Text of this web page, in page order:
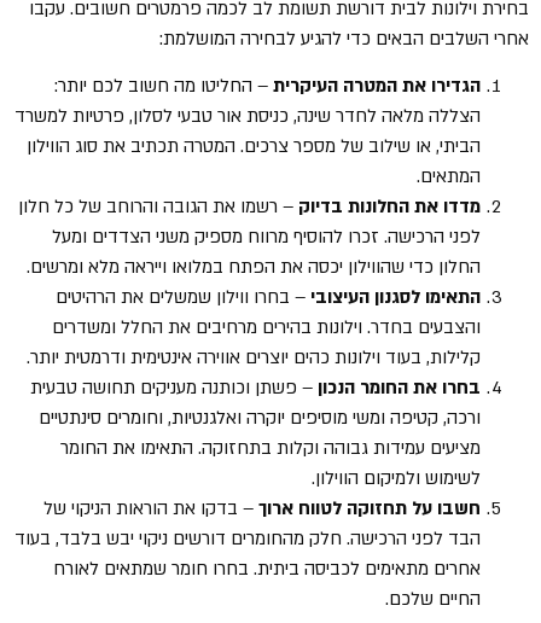
בחירת וילונות לבית דורשת תשומת לב לכמה פרמטרים חשובים. עקבו
אחרי השלבים הבאים כדי להגיע לבחירה המושלמת:
הגדירו את המטרה העיקרית – החליטו מה חשוב לכם יותר:
הצללה מלאה לחדר שינה, כניסת אור טבעי לסלון, פרטיות למשרד
הביתי, או שילוב של מספר צרכים. המטרה תכתיב את סוג הווילון
המתאים.
מדדו את החלונות בדיוק – רשמו את הגובה והרוחב של כל חלון
לפני הרכישה. זכרו להוסיף מרווח מספיק משני הצדדים ומעל
החלון כדי שהווילון יכסה את הפתח במלואו וייראה מלא ומרשים.
התאימו לסגנון העיצובי – בחרו ווילון שמשלים את הרהיטים
והצבעים בחדר. וילונות בהירים מרחיבים את החלל ומשדרים
קלילות, בעוד וילונות כהים יוצרים אווירה אינטימית ודרמטית יותר.
בחרו את החומר הנכון – פשתן וכותנה מעניקים תחושה טבעית
ורכה, קטיפה ומשי מוסיפים יוקרה ואלגנטיות, וחומרים סינתטיים
מציעים עמידות גבוהה וקלות בתחזוקה. התאימו את החומר
לשימוש ולמיקום הווילון.
חשבו על תחזוקה לטווח ארוך – בדקו את הוראות הניקוי של
הבד לפני הרכישה. חלק מהחומרים דורשים ניקוי יבש בלבד, בעוד
אחרים מתאימים לכביסה ביתית. בחרו חומר שמתאים לאורח
החיים שלכם.